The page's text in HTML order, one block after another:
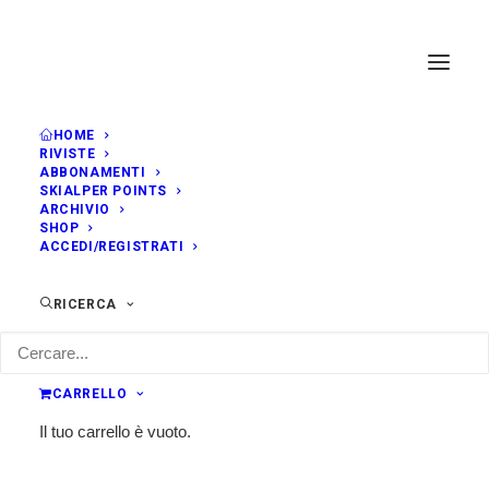
HOME
RIVISTE
ABBONAMENTI
SKIALPER POINTS
ARCHIVIO
SHOP
ACCEDI/REGISTRATI
RICERCA
CARRELLO
Il tuo carrello è vuoto.